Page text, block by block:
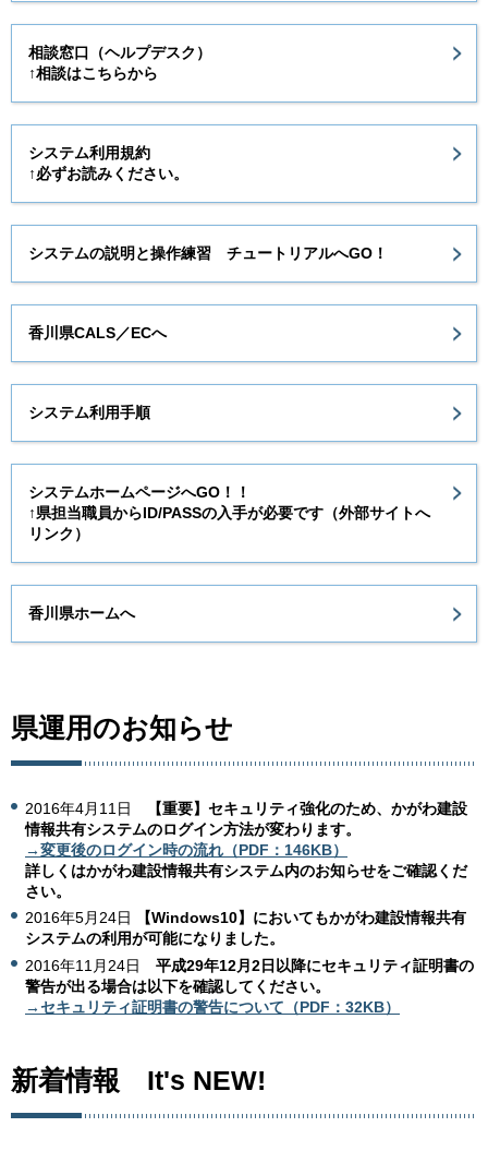
相談窓口（ヘルプデスク）
↑相談はこちらから
システム利用規約
↑必ずお読みください。
システムの説明と操作練習 チュートリアルへGO！
香川県CALS／ECへ
システム利用手順
システムホームページへGO！！
↑県担当職員からID/PASSの入手が必要です（外部サイトへ
リンク）
香川県ホームへ
県運用のお知らせ
2016年4月11日
【重要】セキュリティ強化のため、かがわ建設
情報共有システムのログイン方法が変わります。
→変更後のログイン時の流れ（PDF：146KB）
詳しくはかがわ建設情報共有システム内のお知らせをご確認くだ
さい。
2016年5月24日
【Windows10】においてもかがわ建設情報共有
システムの利用が可能になりました。
2016年11月24日 平成29年12月2日以降にセキュリティ証明書の
警告が出る場合は以下を確認してください。
→セキュリティ証明書の警告について（PDF：32KB）
新着情報 It's NEW!